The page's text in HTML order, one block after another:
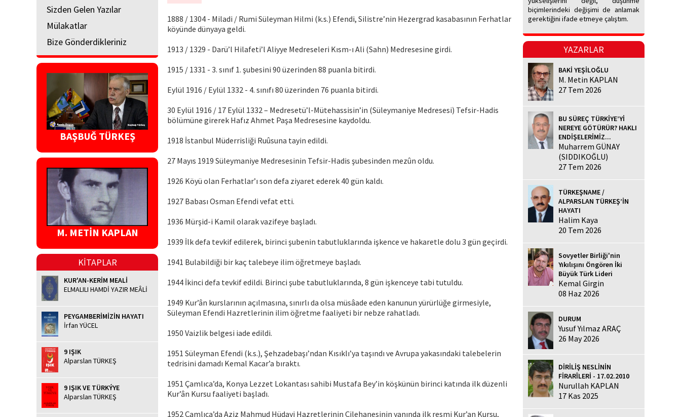
Sizden Gelen Yazılar
Mülakatlar
Bize Gönderdikleriniz
BAŞBUĞ TÜRKEŞ
M. METİN KAPLAN
KİTAPLAR
KUR'AN-KERİM MEALİ
ELMALILI HAMDİ YAZIR MEÂLİ
PEYGAMBERİMİZİN HAYATI
İrfan YÜCEL
9 IŞIK
Alparslan TÜRKEŞ
9 IŞIK VE TÜRKÝYE
Alparslan TÜRKEŞ
1888 / 1304 - Miladi / Rumi Süleyman Hilmi (k.s.) Efendi, Silistre’nin Hezergrad kasabasının Ferhatlar
köyünde dünyaya geldi.
1913 / 1329 - Darü’l Hilafeti’l Aliyye Medreseleri Kısm-ı Ali (Sahn) Medresesine girdi.
1915 / 1331 - 3. sınıf 1. şubesini 90 üzerinden 88 puanla bitirdi.
Eylül 1916 / Eylül 1332 - 4. sınıfı 80 üzerinden 76 puanla bitirdi.
30 Eylül 1916 / 17 Eylül 1332 – Medresetü’l-Mütehassisin’in (Süleymaniye Medresesi) Tefsir-Hadis
bölümüne girerek Hafız Ahmet Paşa Medresesine kaydoldu.
1918 İstanbul Müderrisliği Ruûsuna tayin edildi.
27 Mayıs 1919 Süleymaniye Medresesinin Tefsir-Hadis şubesinden mezûn oldu.
1926 Köyü olan Ferhatlar’ı son defa ziyaret ederek 40 gün kaldı.
1927 Babası Osman Efendi vefat etti.
1936 Mürşid-i Kamil olarak vazifeye başladı.
1939 İlk defa tevkif edilerek, birinci şubenin tabutluklarında işkence ve hakaretle dolu 3 gün geçirdi.
1941 Bulabildiği bir kaç talebeye ilim öğretmeye başladı.
1944 İkinci defa tevkif edildi. Birinci şube tabutluklarında, 8 gün işkenceye tabi tutuldu.
1949 Kur’ân kurslarının açılmasına, sınırlı da olsa müsâade eden kanunun yürürlüğe girmesiyle,
Süleyman Efendi Hazretlerinin ilim öğretme faaliyeti bir nebze rahatladı.
1950 Vaizlik belgesi iade edildi.
1951 Süleyman Efendi (k.s.), Şehzadebaşı’ndan Kısıklı’ya taşındı ve Avrupa yakasındaki talebelerin
tedrisini damadı Kemal Kacar’a bıraktı.
1951 Çamlıca’da, Konya Lezzet Lokantası sahibi Mustafa Bey’in köşkünün birinci katında ilk düzenli
Kur’ân Kursu faaliyeti başladı.
1952 Çamlıca’da Aziz Mahmud Hüdayi Hazretlerinin Çilehanesinin yanında ilk resmi Kur’an Kursu,
biçimlerindeki değişimi de anlamak
gerektiğini ifade etmeye çalıştım.
YAZARLAR
BAKİ YEŞİLOĞLU
M. Metin KAPLAN
27 Tem 2026
BU SÜREÇ TÜRKİYE’Yİ
NEREYE GÖTÜRÜR? HAKLI
ENDİŞELERİMİZ...
Muharrem GÜNAY
(SIDDIKOĞLU)
27 Tem 2026
TÜRKEŞNAME /
ALPARSLAN TÜRKEŞ’İN
HAYATI
Halim Kaya
20 Tem 2026
Sovyetler Birliği'nin
Yıkılışını Öngören İki
Büyük Türk Lideri
Kemal Girgin
08 Haz 2026
DURUM
Yusuf Yılmaz ARAÇ
26 May 2026
DİRİLİŞ NESLİNİN
FİRARÎLERİ - 17.02.2010
Nurullah KAPLAN
17 Kas 2025